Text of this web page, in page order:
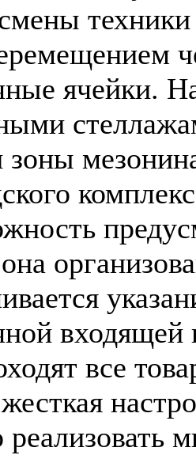
ячейки.
входящей
все